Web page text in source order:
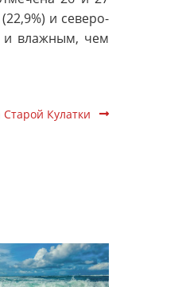
и северо-
и влажным, чем
Кулатки